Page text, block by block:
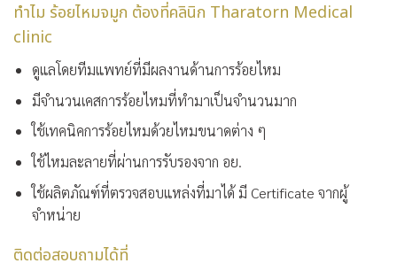
ทำไม ร้อยไหมจมูก ต้องที่คลินิก Tharatorn Medical
clinic
ดูแลโดยทีมแพทย์ที่มีผลงานด้านการร้อยไหม
มีจำนวนเคสการร้อยไหมที่ทำมาเป็นจำนวนมาก
ใช้เทคนิคการร้อยไหมด้วยไหมขนาดต่าง ๆ
ใช้ไหมละลายที่ผ่านการรับรองจาก อย.
ใช้ผลิตภัณฑ์ที่ตรวจสอบแหล่งที่มาได้ มี Certificate จากผู้
จำหน่าย
ติดต่อสอบถามได้ที่